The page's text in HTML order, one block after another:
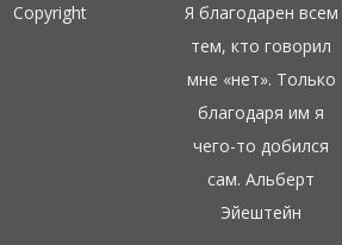
Copyright
Я благодарен всем
тем, кто говорил
мне «нет». Только
благодаря им я
чего-то добился
сам. Альберт
Эйештейн